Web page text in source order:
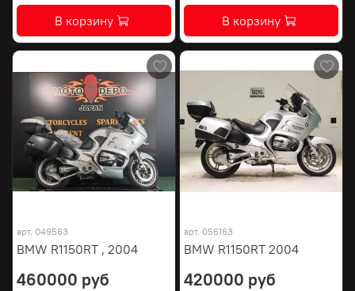
В корзину В корзину
арт. 049563
BMW R1150RT , 2004
460000 руб
арт. 056163
BMW R1150RT 2004
420000 руб